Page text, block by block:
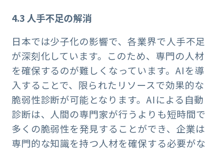
4.3人手不足の解消
日本では少子化の影響で、各業界で人手不足
が深刻化しています。このため、専門の人材
を確保するのが難しくなっています。AIを導
入することで、限られたリソースで効果的な
脆弱性診断が可能となります。AIによる自動
診断は、人間の専門家が行うよりも短時間で
多くの脆弱性を発見することができ、企業は
専門的な知識を持つ人材を確保する必要がな